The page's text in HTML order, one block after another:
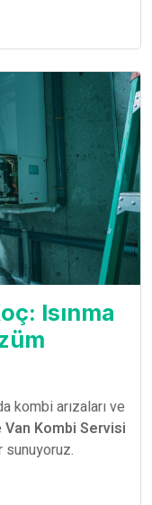
Isınma
kombi arızaları ve
Van Kombi Servisi
sunuyoruz.